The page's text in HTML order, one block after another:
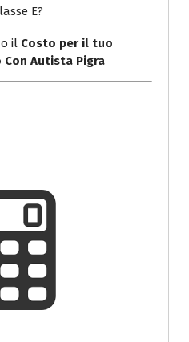
E?
il Costo per il tuo
Autista Pigra